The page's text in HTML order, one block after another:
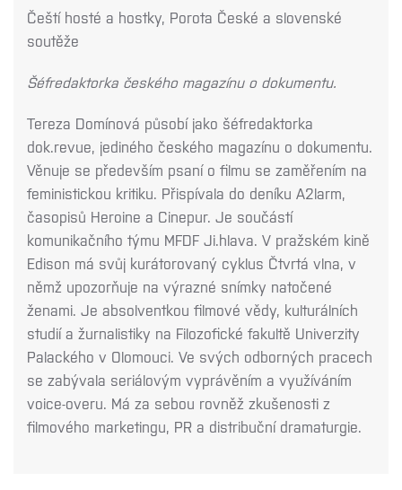
Čeští hosté a hostky, Porota České a slovenské
soutěže
Šéfredaktorka českého magazínu o dokumentu.
Tereza Domínová působí jako šéfredaktorka
dok.revue, jediného českého magazínu o dokumentu.
Věnuje se především psaní o filmu se zaměřením na
feministickou kritiku. Přispívala do deníku A2larm,
časopisů Heroine a Cinepur. Je součástí
komunikačního týmu MFDF Ji.hlava. V pražském kině
Edison má svůj kurátorovaný cyklus Čtvrtá vlna, v
němž upozorňuje na výrazné snímky natočené
ženami. Je absolventkou filmové vědy, kulturálních
studií a žurnalistiky na Filozofické fakultě Univerzity
Palackého v Olomouci. Ve svých odborných pracech
se zabývala seriálovým vyprávěním a využíváním
voice-overu. Má za sebou rovněž zkušenosti z
filmového marketingu, PR a distribuční dramaturgie.